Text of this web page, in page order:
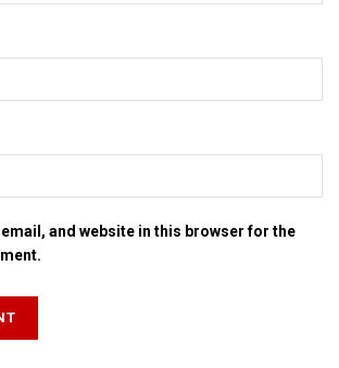
email, and website in this browser for the